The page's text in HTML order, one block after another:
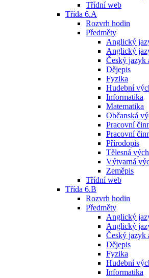
Třídní web
Třída 6.A
Rozvrh hodin
Předměty
Anglický
Anglický
Český jazyk
Dějepis
Fyzika
Hudební
Informatika
Matematika
Občanská
Pracovní
Pracovní
Přírodopis
Tělesná
Výtvarná
Zeměpis
Třídní web
Třída 6.B
Rozvrh hodin
Předměty
Anglický
Anglický
Český jazyk
Dějepis
Fyzika
Hudební
Informatika